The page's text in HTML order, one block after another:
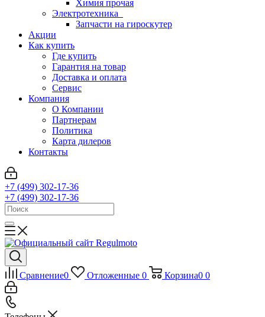
Химия прочая
Электротехника
Запчасти на гироскутер
Акции
Как купить
Где купить
Гарантия на товар
Доставка и оплата
Сервис
Компания
О Компании
Партнерам
Политика
Карта дилеров
Контакты
+7 (499) 302-17-36
+7 (499) 302-17-36
Сравнение0 Отложенные 0 Корзина0 0